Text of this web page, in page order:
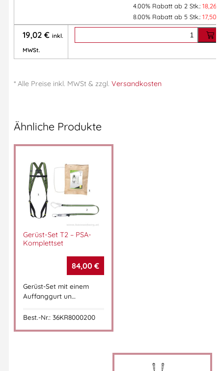
Ebenfalls in schwarzer Ausführung verfügbar (Versionen
Material: Aluminium
Zertifizierung(en): CE EN 362, EAC, NFPA 1983 Technical Use
Karabiner,Petzl Professional, Petzl® Verbindungselemente
4.00% Rabatt ab 2 Stk.: 18,26
8.00% Rabatt ab 5 Stk.: 17,50
19,02 € inkl.
MWSt.
* Alle Preise inkl. MWSt & zzgl. Versandkosten
Ähnliche Produkte
Gerüst-Set T2 – PSA-
Komplettset
84,00 €
Gerüst-Set mit einem
Auffanggurt un…
Best.-Nr.: 36KR8000200